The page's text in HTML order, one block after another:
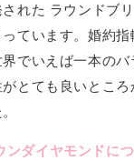
れた ラウンドブ
ています。婚約
でいえば一本の
とても良いとこ
ンダイヤモンドに